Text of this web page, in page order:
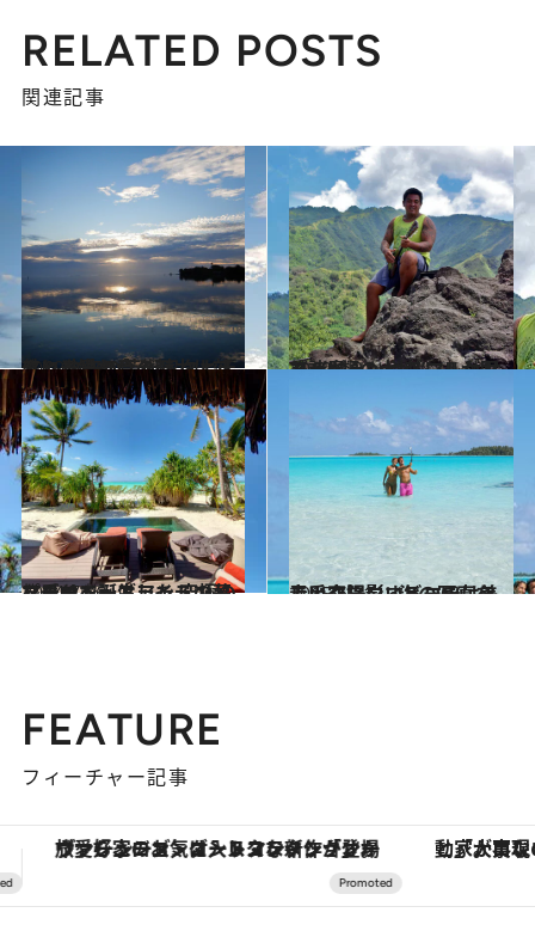
RELATED POSTS
関連記事
2019.9.3
タヒチ島の真の魅力は郊外に 生来の芸術家タヒチアンと触れ合う
旅＆お出かけ 2019.9.2
ゴーギャンやブレルが眠る “人類の大地”マルケサス諸島
旅＆お出かけ
2014.7.16
マーロン・ブランドの夢を乗せて誕生した 究極のプライベートアイランドリゾート
旅＆お出かけ 2015.6.21
青い空、白いビーチ、美しい夕陽……海の写真を上手く撮影するコツは？
ライフスタイル
FEATURE
フィーチャー記事
「大事なのは地域の意識を変えること」。ロレックス賞受賞の自然保護活動家が実現させたナイジェリアの自然環境の復活